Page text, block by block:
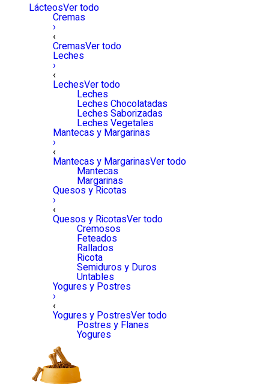
LácteosVer todo
Cremas
›
‹
CremasVer todo
Leches
›
‹
LechesVer todo
Leches
Leches Chocolatadas
Leches Saborizadas
Leches Vegetales
Mantecas y Margarinas
›
‹
Mantecas y MargarinasVer todo
Mantecas
Margarinas
Quesos y Ricotas
›
‹
Quesos y RicotasVer todo
Cremosos
Feteados
Rallados
Ricota
Semiduros y Duros
Untables
Yogures y Postres
›
‹
Yogures y PostresVer todo
Postres y Flanes
Yogures